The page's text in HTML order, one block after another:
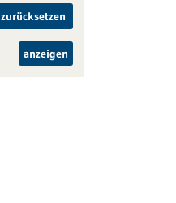
zurücksetzen
anzeigen